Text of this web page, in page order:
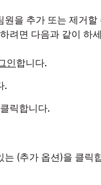
을 추가 또는 제거
려면 다음과 같이 하
인합니다.
.
릭합니다.
(추가 옵션)을 클릭